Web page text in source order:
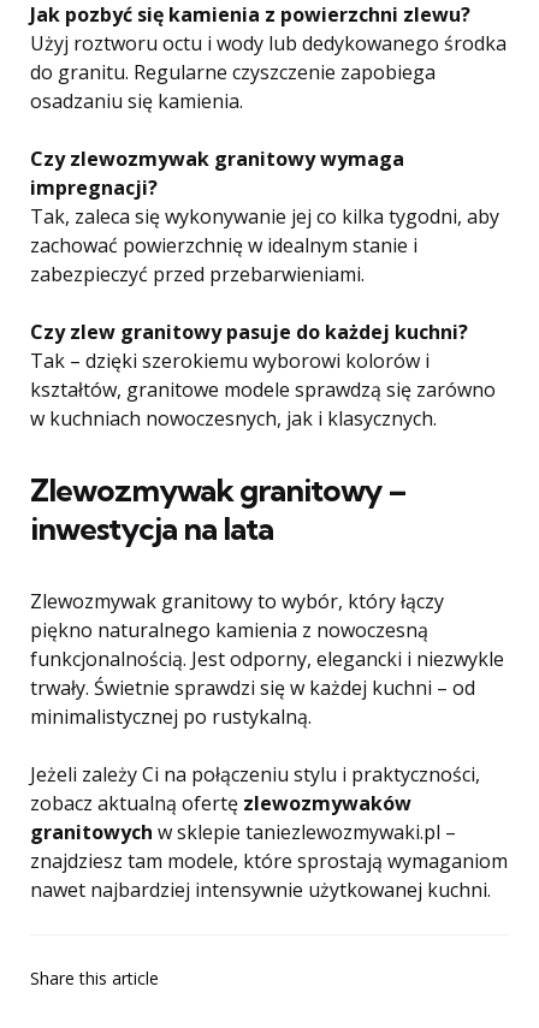
Jak pozbyć się kamienia z powierzchni zlewu?
Użyj roztworu octu i wody lub dedykowanego środka
do granitu. Regularne czyszczenie zapobiega
osadzaniu się kamienia.
Czy zlewozmywak granitowy wymaga
impregnacji?
Tak, zaleca się wykonywanie jej co kilka tygodni, aby
zachować powierzchnię w idealnym stanie i
zabezpieczyć przed przebarwieniami.
Czy zlew granitowy pasuje do każdej kuchni?
Tak – dzięki szerokiemu wyborowi kolorów i
kształtów, granitowe modele sprawdzą się zarówno
w kuchniach nowoczesnych, jak i klasycznych.
Zlewozmywak granitowy –
inwestycja na lata
Zlewozmywak granitowy to wybór, który łączy
piękno naturalnego kamienia z nowoczesną
funkcjonalnością. Jest odporny, elegancki i niezwykle
trwały. Świetnie sprawdzi się w każdej kuchni – od
minimalistycznej po rustykalną.
Jeżeli zależy Ci na połączeniu stylu i praktyczności,
zobacz aktualną ofertę zlewozmywaków
granitowych w sklepie taniezlewozmywaki.pl –
znajdziesz tam modele, które sprostają wymaganiom
nawet najbardziej intensywnie użytkowanej kuchni.
Share this article